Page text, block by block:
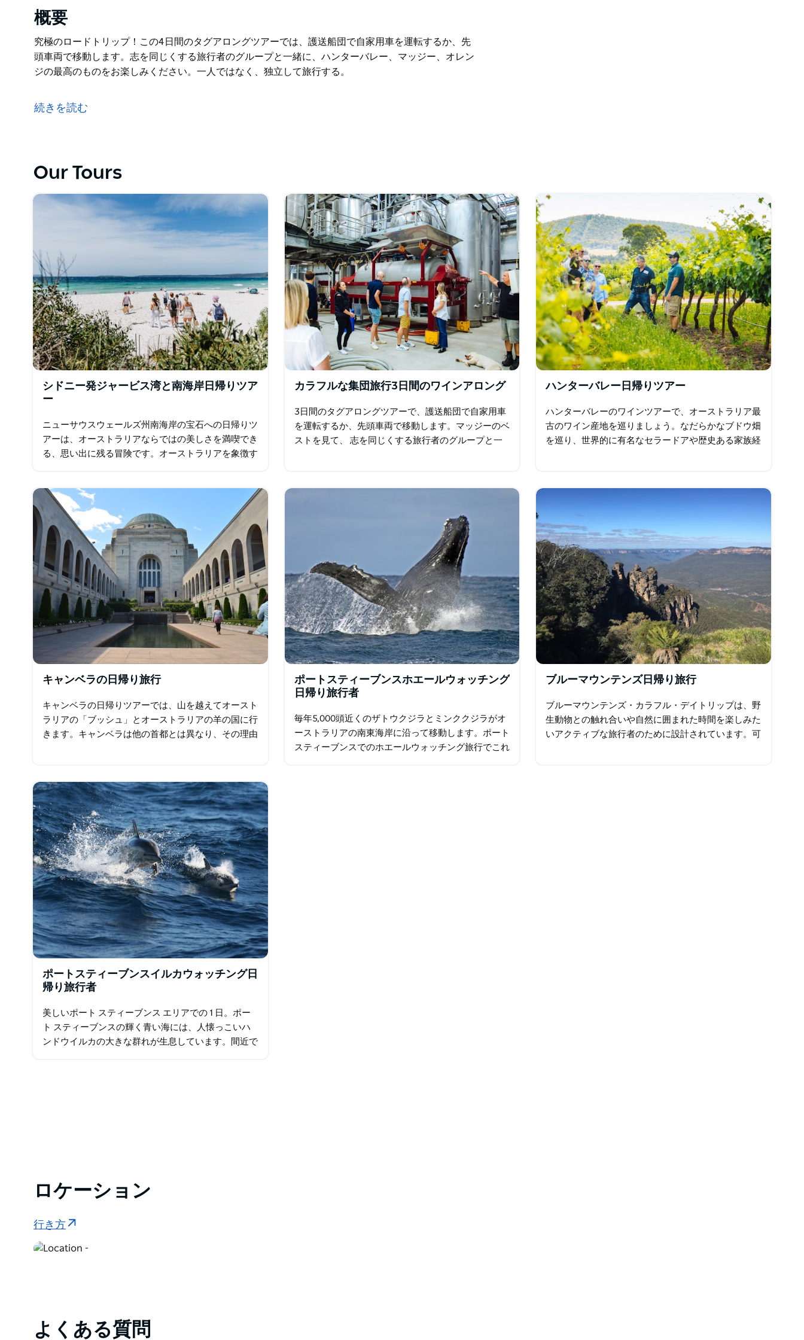
概要
究極のロードトリップ！この4日間のタグアロングツアーでは、護送船団で自家用車を運転するか、先
頭車両で移動します。志を同じくする旅行者のグループと一緒に、ハンターバレー、マッジー、オレン
ジの最高のものをお楽しみください。一人ではなく、独立して旅行する。
頭車両で移動します。志を同じくする旅行者のグループと一緒に、ハンターバレー、マッジー、オレン
ジの最高のものをお楽しみください。一人ではなく、独立して旅行する。
続きを読む
Our Tours
シドニー発ジャービス湾と南海岸日帰りツア
ー
ニューサウスウェールズ州南海岸の宝石への日帰りツ
アーは、オーストラリアならではの美しさを満喫でき
る、思い出に残る冒険です。オーストラリアを象徴す
は…
カラフルな集団旅行3日間のワインアロング
3日間のタグアロングツアーで、護送船団で自家用車
を運転するか、先頭車両で移動します。マッジーのベ
ストを見て、 志を同じくする旅行者のグループと一
ハンターバレー日帰りツアー
ハンターバレーのワインツアーで、オーストラリア最
古のワイン産地を巡りましょう。なだらかなブドウ畑
を巡り、世界的に有名なセラードアや歴史ある家族経
キャンベラの日帰り旅行
キャンベラの日帰りツアーでは、山を越えてオースト
ラリアの「ブッシュ」とオーストラリアの羊の国に行
きます。キャンベラは他の首都とは異なり、その理由
ポートスティーブンスホエールウォッチング
日帰り旅行者
毎年5,000頭近くのザトウクジラとミンククジラがオ
ーストラリアの南東海岸に沿って移動します。ポート
スティーブンスでのホエールウォッチング旅行でこれ
ブルーマウンテンズ日帰り旅行
ブルーマウンテンズ・カラフル・デイトリップは、野
生動物との触れ合いや自然に囲まれた時間を楽しみた
いアクティブな旅行者のために設計されています。可
ポートスティーブンスイルカウォッチング日
帰り旅行者
美しいポート スティーブンス エリアでの 1 日。ポー
ト スティーブンスの輝く青い海には、人懐っこいハ
ンドウイルカの大きな群れが生息しています。間近で
ロケーション
行き方
よくある質問